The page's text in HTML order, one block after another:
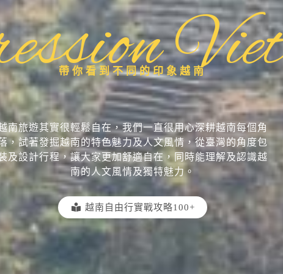
帶你看到不同的印象越南
南旅遊其實很輕鬆自在，我們一直很用心深耕越南每個角
，試著發掘越南的特色魅力及人文風情，從臺灣的角度包
及設計行程，讓大家更加舒適自在，同時能理解及認識越
南的人文風情及獨特魅力。
越南自由行實戰攻略100+